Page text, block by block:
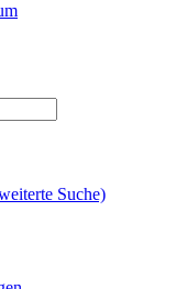
Suche)